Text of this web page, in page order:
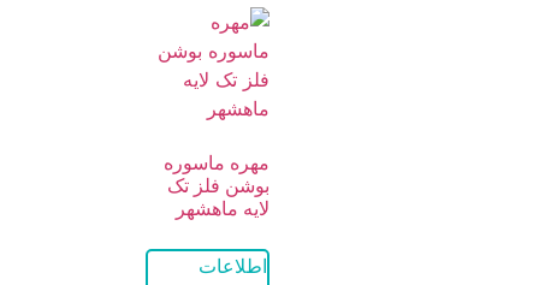
مهره ماسوره
بوشن فلز تک
لایه ماهشهر
اطلاعات